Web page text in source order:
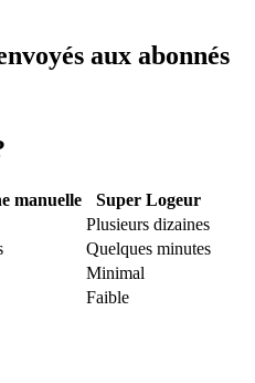
aux abonnés
manuelle
Super Logeur
Plusieurs dizaines
Quelques minutes
Minimal
Faible